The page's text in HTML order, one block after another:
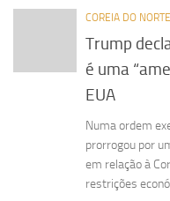
COREIA DO NORTE
Trump
é uma
EUA
Numa ordem
prorrogou por
em relação à
restrições